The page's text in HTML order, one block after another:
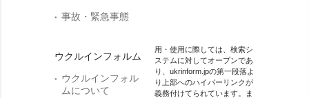
事故・緊急事態
ウクルインフォルム
ウクルインフォル
ムについて
用・使用に際しては、検索シ
ステムに対してオープンであ
り、ukrinform.jpの第一段落よ
り上部へのハイパーリンクが
義務付けてられています。ま